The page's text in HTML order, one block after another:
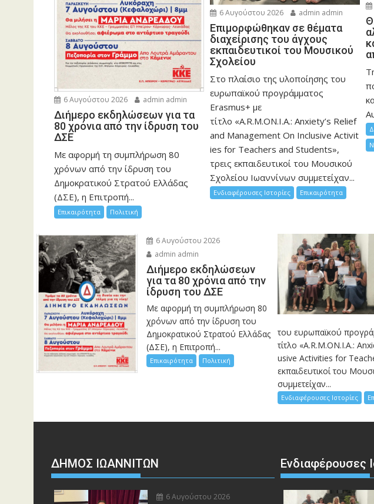
6 Αυγούστου 2026 admin admin
Διήμερο εκδηλώσεων για τα
80 χρόνια από την ίδρυση του
ΔΣΕ
Με αφορμή τη συμπλήρωση 80
χρόνων από την ίδρυση του
Δημοκρατικού Στρατού Ελλάδας
(ΔΣΕ), η Επιτροπή...
Επικαιρότητα Πολιτική
6 Αυγούστου 2026 admin admin
Eπιμορφώθηκαν σε θέματα
διαχείρισης του άγχους
εκπαιδευτικοί του Μουσικού
Σχολείου
Στο πλαίσιο της υλοποίησης του
ευρωπαϊκού προγράμματος
Erasmus+ με
τίτλο «A.R.M.ON.I.A.: Anxiety’s Relief
and Management On Inclusive Activit
ies for Teachers and Students»,
τρεις εκπαιδευτικοί του Μουσικού
Σχολείου Ιωαννίνων συμμετείχαν...
Ενδιαφέρουσες Ιστορίες Επικαιρότητα
6 Αυγούστου 2026
admin admin
Διήμερο εκδηλώσεων
για τα 80 χρόνια από την
ίδρυση του ΔΣΕ
Με αφορμή τη συμπλήρωση 80
χρόνων από την ίδρυση του
Δημοκρατικού Στρατού Ελλάδας
(ΔΣΕ), η Επιτροπή...
Επικαιρότητα Πολιτική
του ευρωπαϊκού
τίτλο «A.R.M.ON.I.A.:
usive Activities for
εκπαιδευτικοί του
συμμετείχαν...
Ενδιαφέρουσες Ιστορίες
ΔΗΜΟΣ ΙΩΑΝΝΙΤΩΝ
6 Αυγούστου 2026
Ενδιαφέρουσες